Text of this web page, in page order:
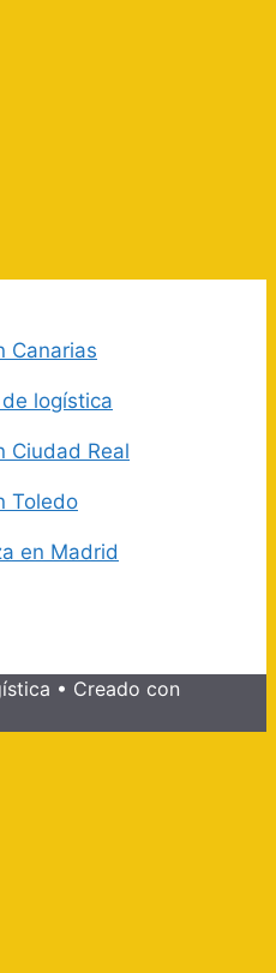
Canarias
logística
Ciudad Real
Toledo
en Madrid
• Creado con